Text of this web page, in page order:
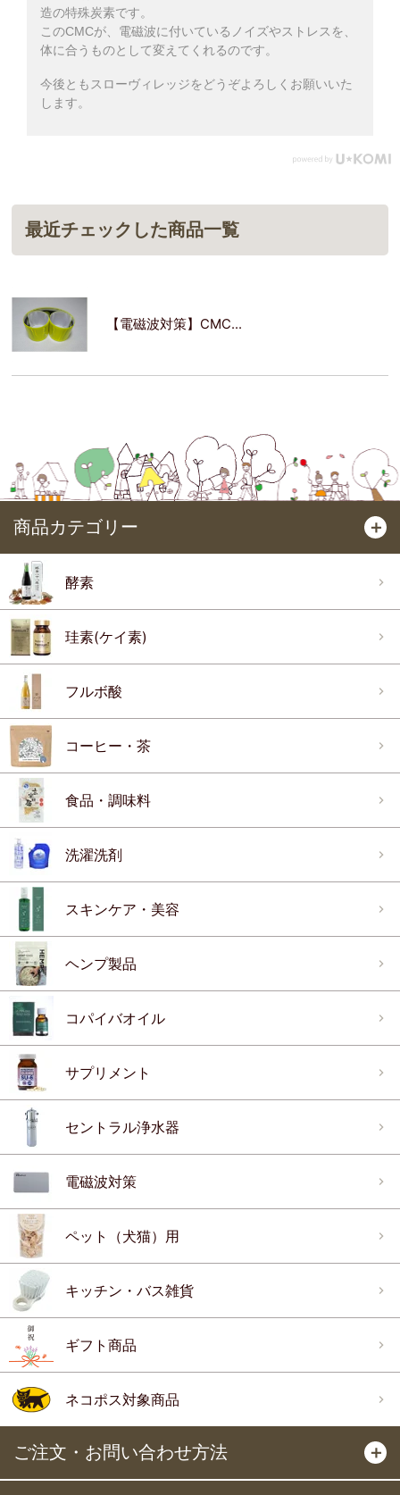
造の特殊炭素です。
このCMCが、電磁波に付いているノイズやストレスを、
体に合うものとして変えてくれるのです。
今後ともスローヴィレッジをどうぞよろしくお願いいた
します。
最近チェックした商品一覧
【電磁波対策】CMC...
商品カテゴリー ＋
酵素
珪素(ケイ素)
フルボ酸
コーヒー・茶
食品・調味料
洗濯洗剤
スキンケア・美容
ヘンプ製品
コパイバオイル
サプリメント
セントラル浄水器
電磁波対策
ペット（犬猫）用
キッチン・バス雑貨
ギフト商品
ネコポス対象商品
ご注文・お問い合わせ方法 ＋